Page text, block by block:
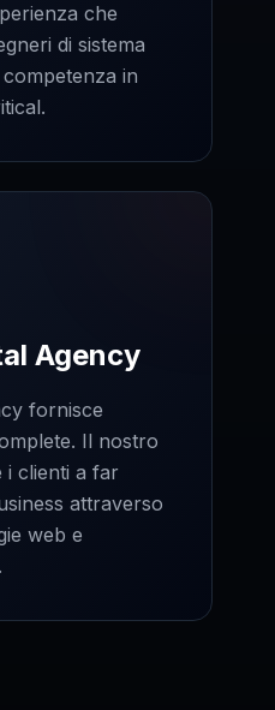
che
di sistema
in
Agency
fornisce
Il nostro
i clienti a far
attraverso
web e